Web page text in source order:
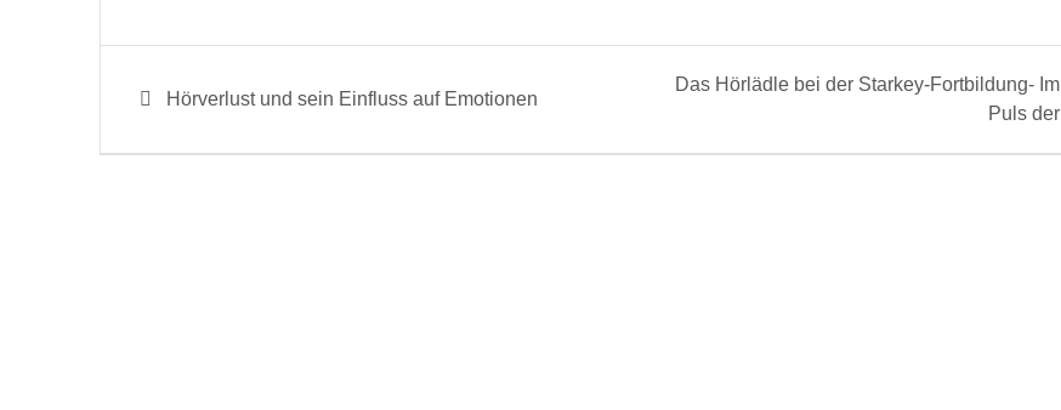
Previous
Hörverlust und sein Einfluss auf Emotionen
Next
Das Hörlädle bei der Starkey-Fortbildung-
Puls